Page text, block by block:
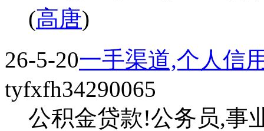
(高唐)
26-5-20一手渠道,个人信
tyfxfh34290065
公积金贷款!公务员,事